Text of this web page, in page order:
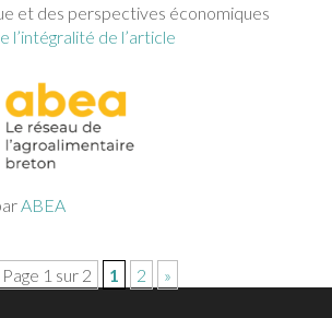
et des perspectives économiques
l’intégralité de l’article
ABEA
Page 1 sur 2 1 2 »